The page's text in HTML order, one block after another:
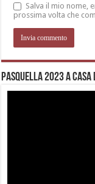
Salva il mio nome,
prossima volta che
Pasquella 2023 a casa